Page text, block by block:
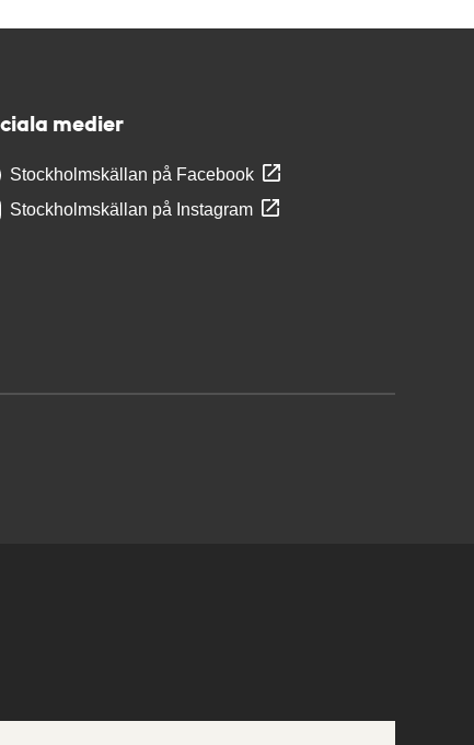
medier
Stockholmskällan på Facebook
Stockholmskällan på Instagram